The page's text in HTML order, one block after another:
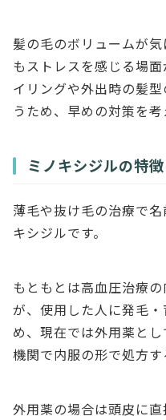
髪の毛のボリュームが
もストレスを感じる場
イリングや外出時の髪
うため、早めの対策を考
ミノキシジルの特徴
薄毛や抜け毛の治療で
キシジルです。
もともとは高血圧治療
が、使用した人に発毛
め、現在では外用薬と
機関で内服の形で処方す
外用薬の場合は頭皮に